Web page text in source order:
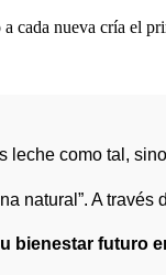
cada nueva cría el
como tal,
natural”. A
bienestar futuro